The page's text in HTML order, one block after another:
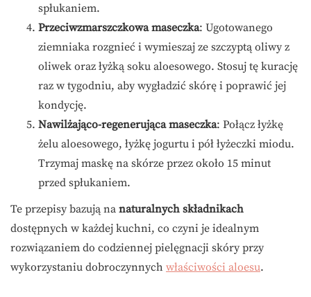
spłukaniem.
Przeciwzmarszczkowa maseczka: Ugotowanego
ziemniaka rozgnieć i wymieszaj ze szczyptą oliwy z
oliwek oraz łyżką soku aloesowego. Stosuj tę kurację
raz w tygodniu, aby wygładzić skórę i poprawić jej
kondycję.
Nawilżająco-regenerująca maseczka: Połącz łyżkę
żelu aloesowego, łyżkę jogurtu i pół łyżeczki miodu.
Trzymaj maskę na skórze przez około 15 minut
przed spłukaniem.
Te przepisy bazują na naturalnych składnikach
dostępnych w każdej kuchni, co czyni je idealnym
rozwiązaniem do codziennej pielęgnacji skóry przy
wykorzystaniu dobroczynnych właściwości aloesu.